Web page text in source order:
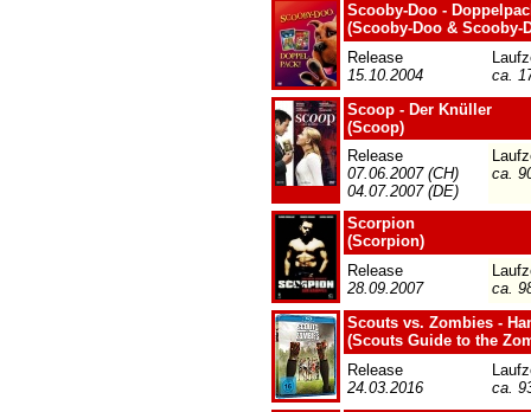
Scooby-Doo -
(Scooby-Doo & Scooby-
Release
15.10.2004
ca.
Scoop - Der Knüller
(Scoop)
Release
07.06.2007 (CH)
04.07.2007 (DE)
ca.
Scorpion
(Scorpion)
Release
28.09.2007
ca.
Scouts vs. Zombies -
(Scouts Guide to the
Release
24.03.2016
ca.